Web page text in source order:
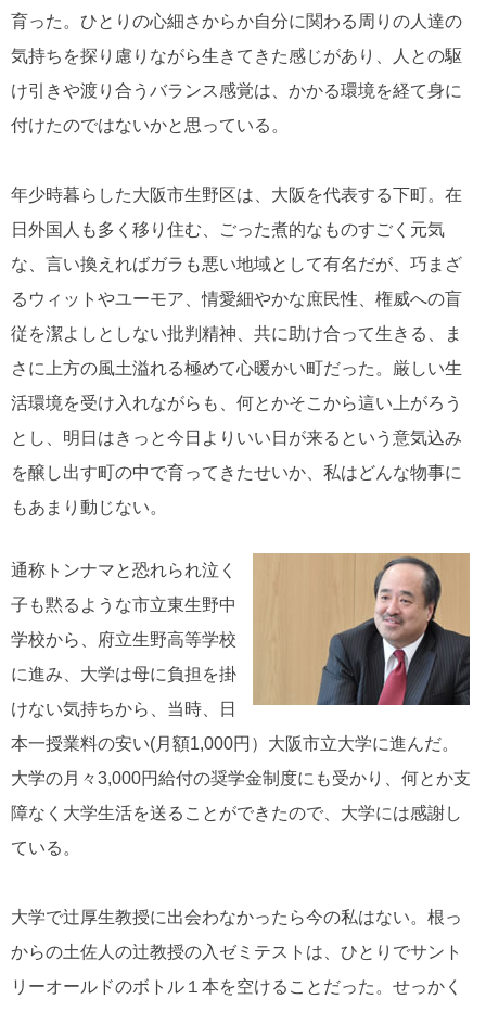
育った。ひとりの心細さからか自分に関わる周りの人達の
気持ちを探り慮りながら生きてきた感じがあり、人との駆
け引きや渡り合うバランス感覚は、かかる環境を経て身に
付けたのではないかと思っている。
年少時暮らした大阪市生野区は、大阪を代表する下町。在
日外国人も多く移り住む、ごった煮的なものすごく元気
な、言い換えればガラも悪い地域として有名だが、巧まざ
るウィットやユーモア、情愛細やかな庶民性、権威への盲
従を潔よしとしない批判精神、共に助け合って生きる、ま
さに上方の風土溢れる極めて心暖かい町だった。厳しい生
活環境を受け入れながらも、何とかそこから這い上がろう
とし、明日はきっと今日よりいい日が来るという意気込み
を醸し出す町の中で育ってきたせいか、私はどんな物事に
もあまり動じない。
通称トンナマと恐れられ泣く
子も黙るような市立東生野中
学校から、府立生野高等学校
に進み、大学は母に負担を掛
けない気持ちから、当時、日
本一授業料の安い(月額1,000円）大阪市立大学に進んだ。
大学の月々3,000円給付の奨学金制度にも受かり、何とか支
障なく大学生活を送ることができたので、大学には感謝し
ている。
大学で辻厚生教授に出会わなかったら今の私はない。根っ
からの土佐人の辻教授の入ゼミテストは、ひとりでサント
リーオールドのボトル１本を空けることだった。せっかく